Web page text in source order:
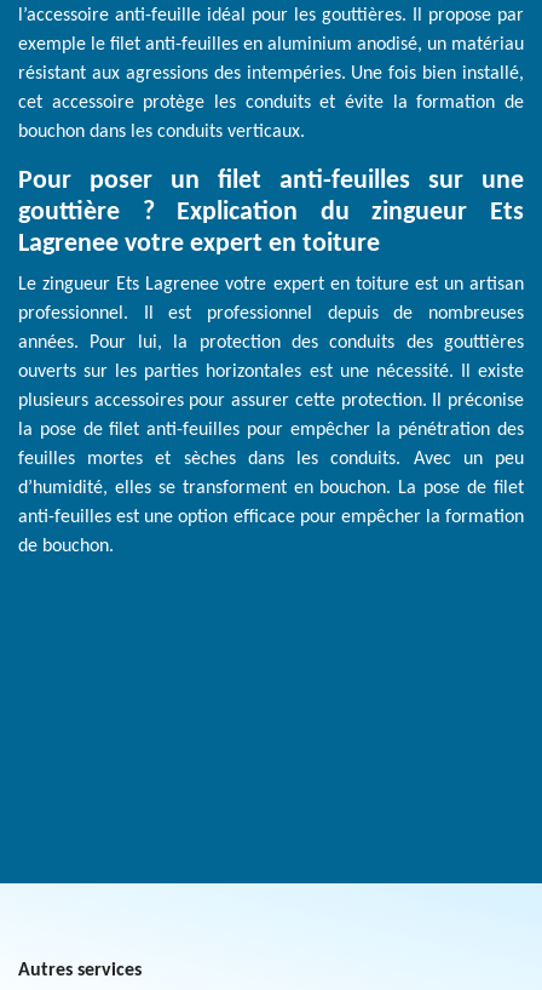
l’accessoire anti-feuille idéal pour les gouttières. Il propose par
exemple le filet anti-feuilles en aluminium anodisé, un matériau
résistant aux agressions des intempéries. Une fois bien installé,
cet accessoire protège les conduits et évite la formation de
bouchon dans les conduits verticaux.
Pour poser un filet anti-feuilles sur une
gouttière ? Explication du zingueur Ets
Lagrenee votre expert en toiture
Le zingueur Ets Lagrenee votre expert en toiture est un artisan
professionnel. Il est professionnel depuis de nombreuses
années. Pour lui, la protection des conduits des gouttières
ouverts sur les parties horizontales est une nécessité. Il existe
plusieurs accessoires pour assurer cette protection. Il préconise
la pose de filet anti-feuilles pour empêcher la pénétration des
feuilles mortes et sèches dans les conduits. Avec un peu
d’humidité, elles se transforment en bouchon. La pose de filet
anti-feuilles est une option efficace pour empêcher la formation
de bouchon.
Autres services